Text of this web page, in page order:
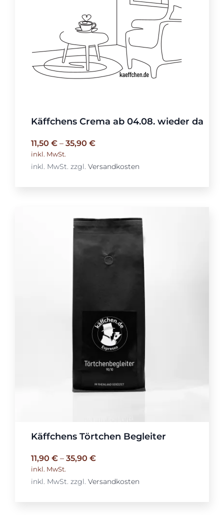
Käffchens Crema ab 04.08. wieder da
11,50 €– 35,90 €
inkl. MwSt.
inkl. MwSt. zzgl. Versandkosten
Käffchens Törtchen Begleiter
11,90 €– 35,90 €
inkl. MwSt.
inkl. MwSt. zzgl. Versandkosten